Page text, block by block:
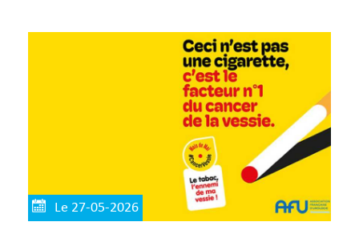
Le 27-05-2026